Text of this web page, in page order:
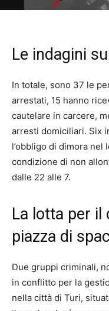
Le indagini
In totale, sono 37 le
arrestati, 15 hanno
cautelare in carcere,
arresti domiciliari. Six
l’obbligo di dimora
condizione di non
dalle 22 alle 7.
La lotta per il
piazza di
Due gruppi criminali,
in conflitto per la
nella città di Turi,